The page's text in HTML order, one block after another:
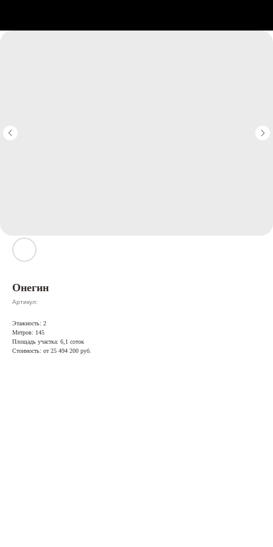
Онегин
Артикул:
Этажность: 2
Метров: 145
Площадь участка: 6,1 соток
Стоимость: от 25 494 200 руб.